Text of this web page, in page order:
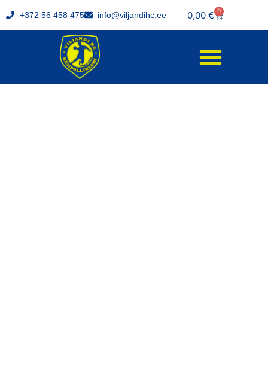
+372 56 458 475 info@viljandihc.ee 0,00 € 0